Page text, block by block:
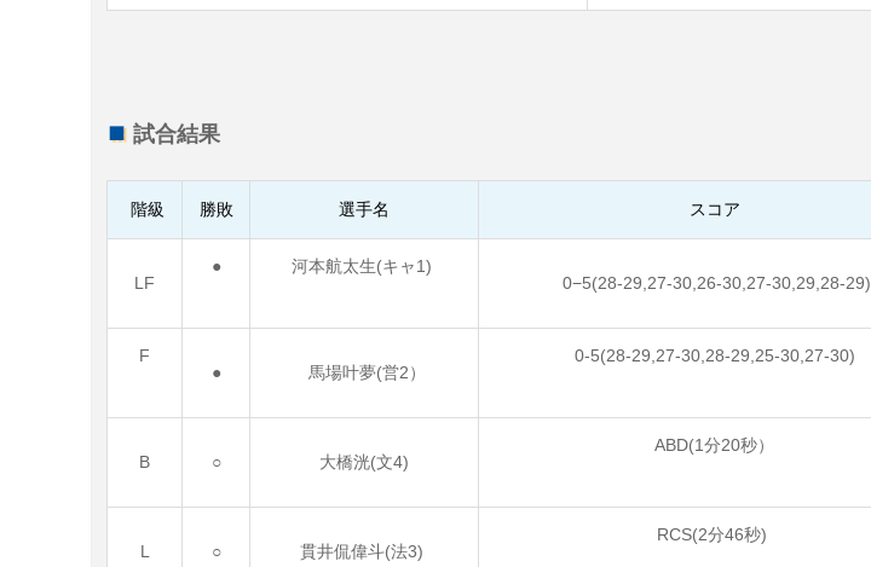
試合結果
階級 勝敗 選手名 スコア
LF
●
河本航太生(キャ1)
0−5(28-29,27-30,26-30,27-30,29,28-29)
F
●
馬場叶夢(営2）
0-5(28-29,27-30,28-29,25-30,27-30)
B ○ 大橋洸(文4)
ABD(1分20秒）
L ○ 貫井侃偉斗(法3)
RCS(2分46秒)